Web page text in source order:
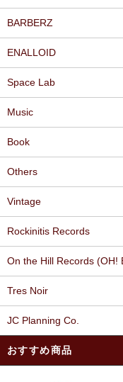
BARBERZ
ENALLOID
Space Lab
Music
Book
Others
Vintage
Rockinitis Records
On the Hill Records (OH!
Tres Noir
JC Planning Co.
おすすめ商品